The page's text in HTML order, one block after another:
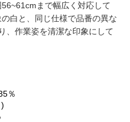
まで幅広く対応して
白と、同じ仕様で品番の異な
、作業姿を清潔な印象にして
％